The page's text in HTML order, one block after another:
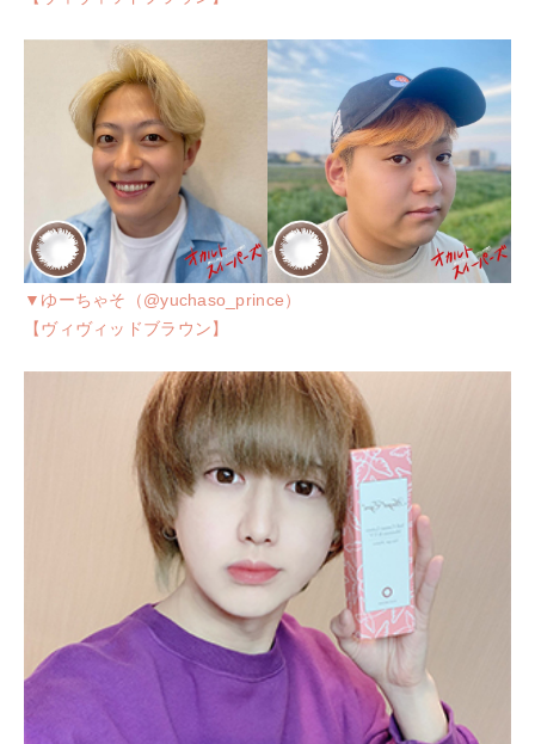
▼ゆーちゃそ（@yuchaso_prince）
【ヴィヴィッドブラウン】